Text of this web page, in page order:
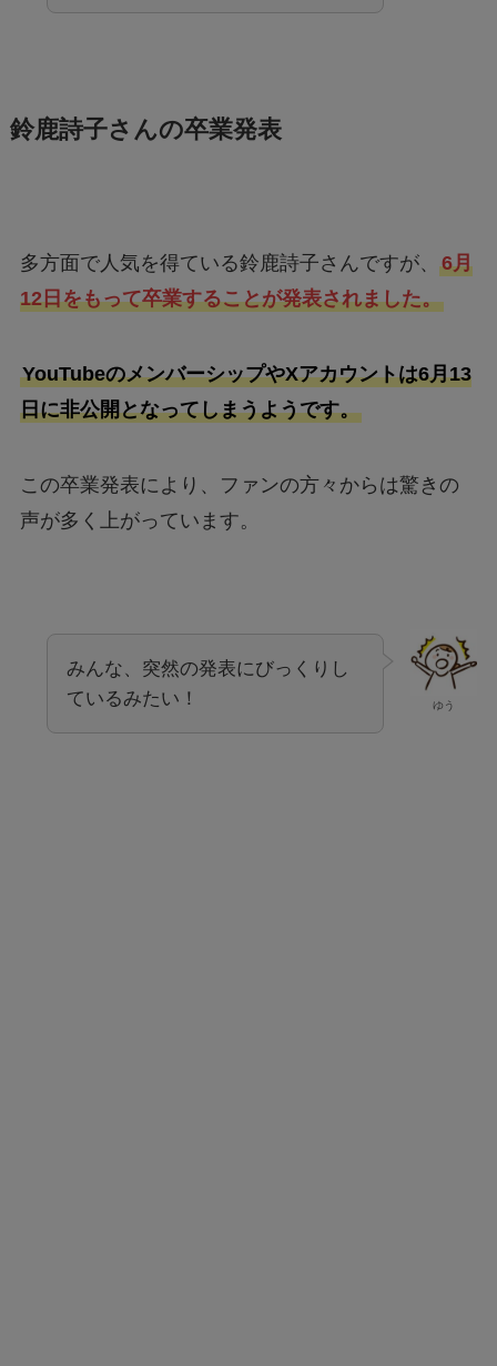
鈴鹿詩子さんの卒業発表
多方面で人気を得ている鈴鹿詩子さんですが、 6月
12日をもって卒業することが発表されました。
YouTubeのメンバーシップやXアカウントは6月13
日に非公開となってしまうようです。
この卒業発表により、ファンの方々からは驚きの
声が多く上がっています。
ゆう
みんな、突然の発表にびっくりし
ているみたい！